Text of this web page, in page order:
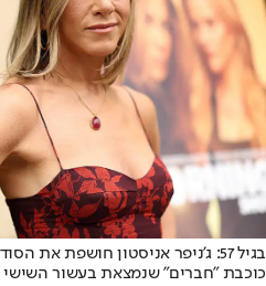
בגיל 57: ג'ניפר אניסטון חושפת את הסוד - ''הכי חטובה שהייתי אי פעם''
כוכבת "חברים" שנמצאת בעשור